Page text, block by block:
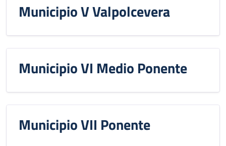
Municipio V Valpolcevera
Municipio VI Medio Ponente
Municipio VII Ponente